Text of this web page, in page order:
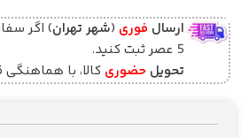
ارسال فوری (شهر تهران) اگر
5 عصر ثبت کنید.
تحویل حضوری کالا، با هماهنگی